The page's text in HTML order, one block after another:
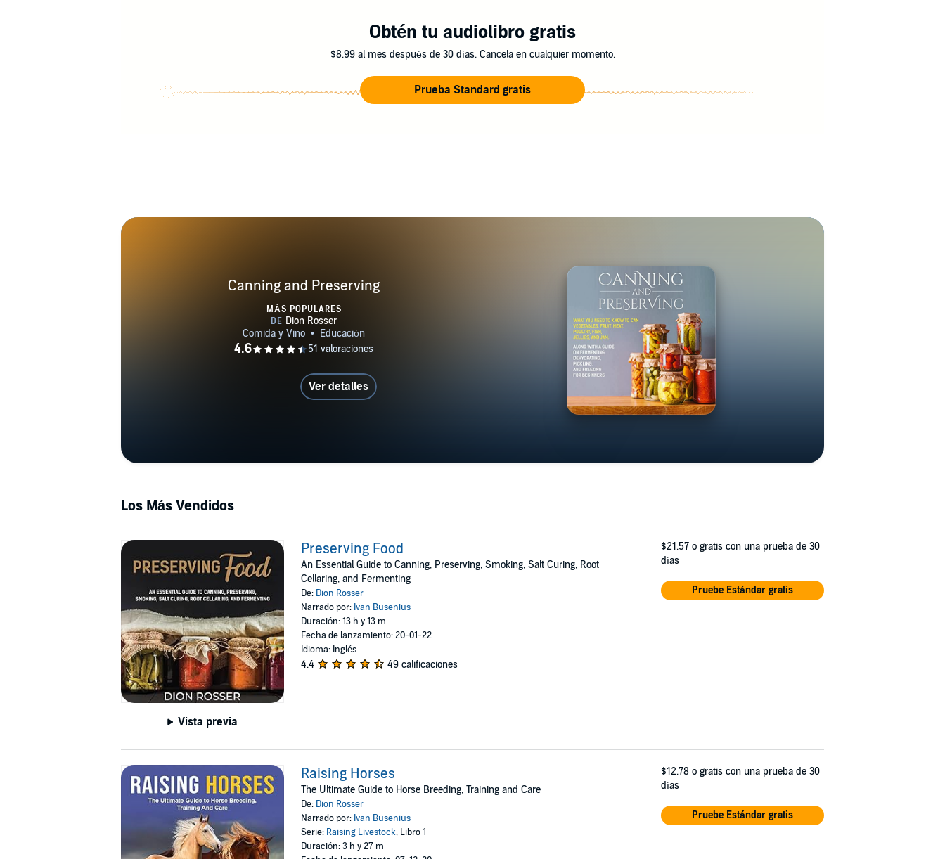
Obtén tu audiolibro gratis
$8.99 al mes después de 30 días. Cancela en cualquier momento.
Prueba Standard gratis
Canning and Preserving
MÁS POPULARES
Ver detalles
Los Más Vendidos
Vista previa
Preserving Food
An Essential Guide to Canning, Preserving, Smoking, Salt Curing, Root
Cellaring, and Fermenting
De: Dion Rosser
Narrado por: Ivan Busenius
Duración: 13 h y 13 m
Fecha de lanzamiento: 20-01-22
Idioma: Inglés
4.4 49 calificaciones
$21.57 o gratis con una prueba de 30
días
Pruebe Estándar gratis
Raising Horses
The Ultimate Guide to Horse Breeding, Training and Care
De: Dion Rosser
Narrado por: Ivan Busenius
Serie: Raising Livestock, Libro 1
Duración: 3 h y 27 m
$12.78 o gratis con una prueba de 30
días
Pruebe Estándar gratis